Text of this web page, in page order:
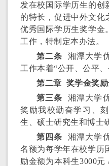
发在校国际学历生的创
的特长，促进中外文化
优秀国际学历生奖学金
工作，特制定本办法。
第二条 湘潭大学
工作本着“公开、公平、
第二章 奖学金奖
第三条 湘潭大学
奖励我校勤奋学习、
生、硕士研究生和博士
第四条 湘潭大学
名额为每学年在校学历
励金额为本科生3000元